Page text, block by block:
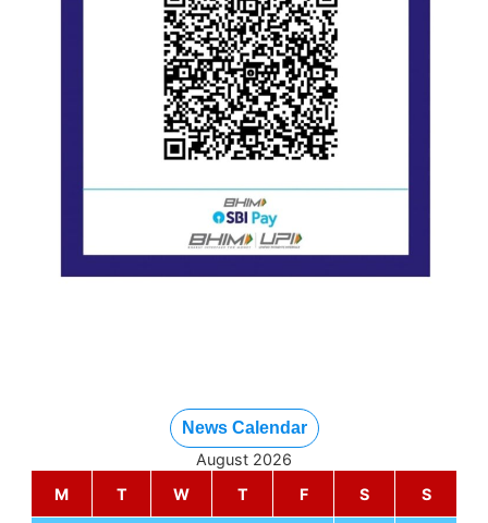
News Calendar
August 2026
M
T W T F S S